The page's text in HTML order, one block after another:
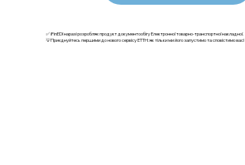
✅ iFinEDI наразі розробляє продукт документообігу Електронної товарно-транспортної накладної.
💡Приєднуйтесь першими до нового сервісу ЕТТН: як тільки ми його запустимо та сповістимо вас!